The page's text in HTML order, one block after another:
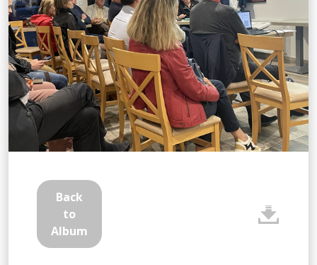
Back
to
Album